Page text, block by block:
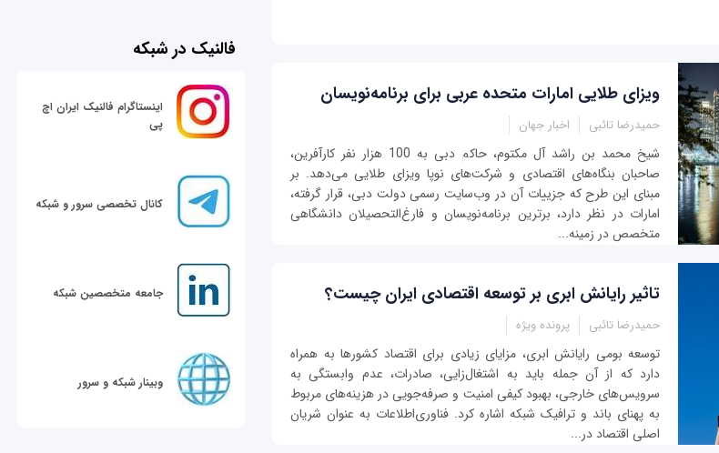
ویزای طلایی امارات متحده عربی برای برنامه‌نویسان
حمیدرضا تائبی اخبار جهان
شیخ محمد بن راشد آل مکتوم، حاکم دبی به 100 هزار نفر کارآفرین،
صاحبان بنگاه‌های اقتصادی و شرکت‌های نوپا ویزای طلایی می‌دهد. بر
مبنای این طرح که جزییات آن در وب‌سایت رسمی دولت دبی، قرار گرفته،
امارات در نظر دارد، برترین برنامه‌نویسان و فارغ‌التحصیلان دانشگاهی
متخصص در زمینه...
تاثیر رایانش ابری بر توسعه اقتصادی ایران چیست؟
حمیدرضا تائبی پرونده ویژه
توسعه بومی رایانش ابری، مزایای زیادی برای اقتصاد کشورها به همراه
دارد که از آن جمله باید به اشتغال‌زایی، صادرات، عدم وابستگی به
سرویس‌های خارجی، بهبود کیفی امنیت و صرفه‌جویی در هزینه‌های مربوط
به پهنای باند و ترافیک شبکه اشاره کرد. فناوری‌اطلاعات به عنوان شریان
اصلی اقتصاد در...
فالنیک در شبکه
اینستاگرام فالنیک ایران اچ
پی
کانال تخصصی سرور و شبکه
جامعه متخصصین شبکه
وبینار شبکه و سرور